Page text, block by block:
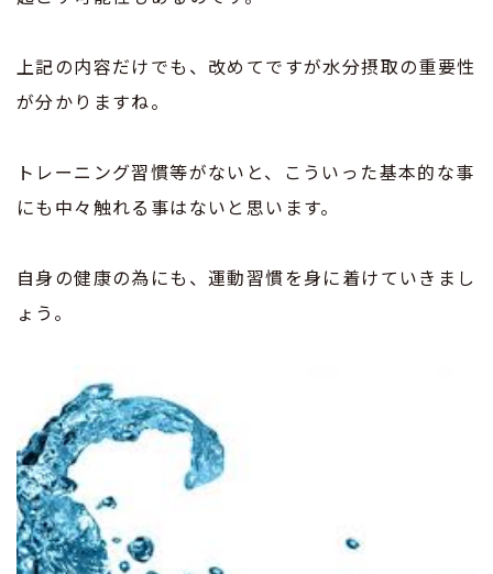
上記の内容だけでも、改めてですが水分摂取の重要性
が分かりますね。
トレーニング習慣等がないと、こういった基本的な事
にも中々触れる事はないと思います。
自身の健康の為にも、運動習慣を身に着けていきまし
ょう。